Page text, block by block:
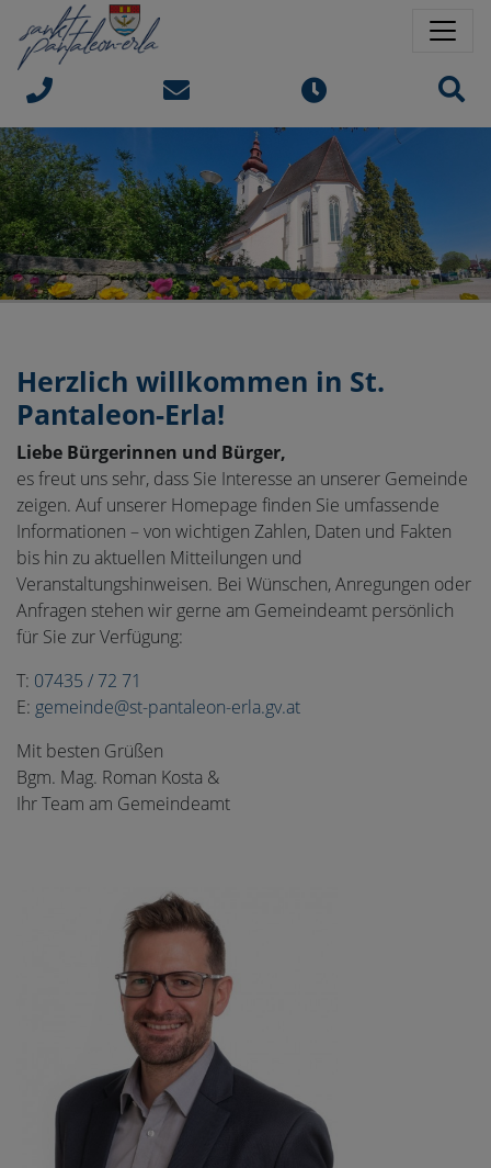
Sprungmarken
Springe direkt zu:
Herzlich willkommen in St.
Pantaleon-Erla!
Liebe Bürgerinnen und Bürger,
es freut uns sehr, dass Sie Interesse an unserer Gemeinde
zeigen. Auf unserer Homepage finden Sie umfassende
Informationen – von wichtigen Zahlen, Daten und Fakten
bis hin zu aktuellen Mitteilungen und
Veranstaltungshinweisen. Bei Wünschen, Anregungen oder
Anfragen stehen wir gerne am Gemeindeamt persönlich
für Sie zur Verfügung:
T: 07435 / 72 71
E: gemeinde@st-pantaleon-erla.gv.at
Mit besten Grüßen
Bgm. Mag. Roman Kosta &
Ihr Team am Gemeindeamt